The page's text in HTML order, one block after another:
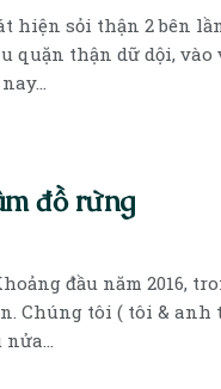
hiện sỏi thận 2 bên
quặn thận dữ dội,
đồ rừng
đầu năm 2016,
Chúng tôi ( tôi &